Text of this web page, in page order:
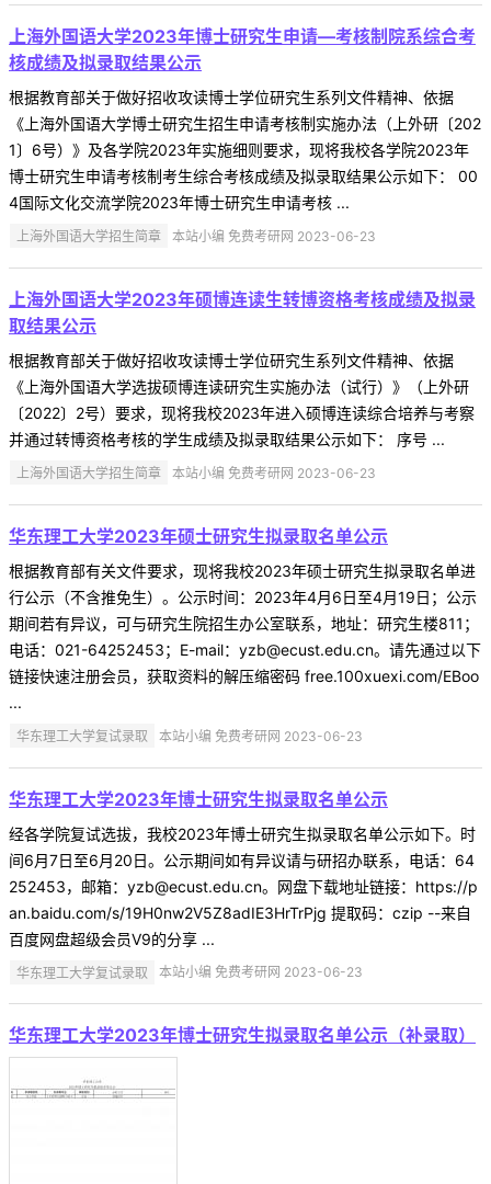
上海外国语大学2023年博士研究生申请—考核制院系综合考
核成绩及拟录取结果公示
根据教育部关于做好招收攻读博士学位研究生系列文件精神、依据
《上海外国语大学博士研究生招生申请考核制实施办法（上外研〔202
1〕6号）》及各学院2023年实施细则要求，现将我校各学院2023年
博士研究生申请考核制考生综合考核成绩及拟录取结果公示如下： 00
4国际文化交流学院2023年博士研究生申请考核 ...
上海外国语大学招生简章 本站小编 免费考研网 2023-06-23
上海外国语大学2023年硕博连读生转博资格考核成绩及拟录
取结果公示
根据教育部关于做好招收攻读博士学位研究生系列文件精神、依据
《上海外国语大学选拔硕博连读研究生实施办法（试行）》（上外研
〔2022〕2号）要求，现将我校2023年进入硕博连读综合培养与考察
并通过转博资格考核的学生成绩及拟录取结果公示如下： 序号 ...
上海外国语大学招生简章 本站小编 免费考研网 2023-06-23
华东理工大学2023年硕士研究生拟录取名单公示
根据教育部有关文件要求，现将我校2023年硕士研究生拟录取名单进
行公示（不含推免生）。公示时间：2023年4月6日至4月19日；公示
期间若有异议，可与研究生院招生办公室联系，地址：研究生楼811；
电话：021-64252453；E-mail：yzb@ecust.edu.cn。请先通过以下
链接快速注册会员，获取资料的解压缩密码 free.100xuexi.com/EBoo
...
华东理工大学复试录取 本站小编 免费考研网 2023-06-23
华东理工大学2023年博士研究生拟录取名单公示
经各学院复试选拔，我校2023年博士研究生拟录取名单公示如下。时
间6月7日至6月20日。公示期间如有异议请与研招办联系，电话：64
252453，邮箱：yzb@ecust.edu.cn。网盘下载地址链接：https://p
an.baidu.com/s/19H0nw2V5Z8adIE3HrTrPjg 提取码：czip --来自
百度网盘超级会员V9的分享 ...
华东理工大学复试录取 本站小编 免费考研网 2023-06-23
华东理工大学2023年博士研究生拟录取名单公示（补录取）